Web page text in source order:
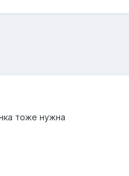
тоже нужна